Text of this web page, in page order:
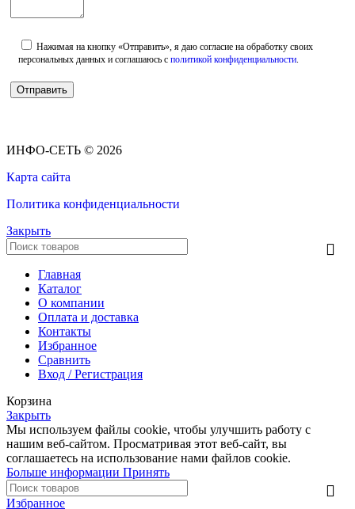
Нажимая на кнопку «Отправить», я даю согласие на обработку своих
персональных данных и соглашаюсь с политикой конфиденциальности.
ИНФО-СЕТЬ © 2026
Карта сайта
Политика конфиденциальности
Закрыть
Главная
Каталог
О компании
Оплата и доставка
Контакты
Избранное
Сравнить
Вход / Регистрация
Корзина
Закрыть
Мы используем файлы cookie, чтобы улучшить работу с
нашим веб-сайтом. Просматривая этот веб-сайт, вы
соглашаетесь на использование нами файлов cookie.
Больше информации Принять
Избранное